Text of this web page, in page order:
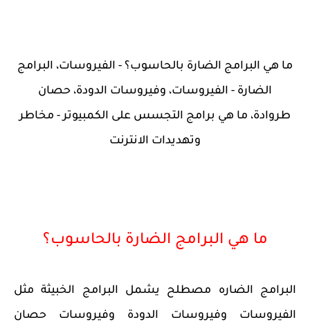
ما هي البرامج الضارة بالحاسوب؟ - الفيروسات، البرامج
الضارة - الفيروسات، وفيروسات الدودة، حصان
طروادة، ما هي برامج التجسس على الكمبيوتر - مخاطر
وتهديدات الانترنت
ما هي البرامج الضارة بالحاسوب؟
البرامج الضاره مصطلح يشمل البرامج الخبيثة مثل
الفيروسات وفيروسات الدودة وفيروسات حصان